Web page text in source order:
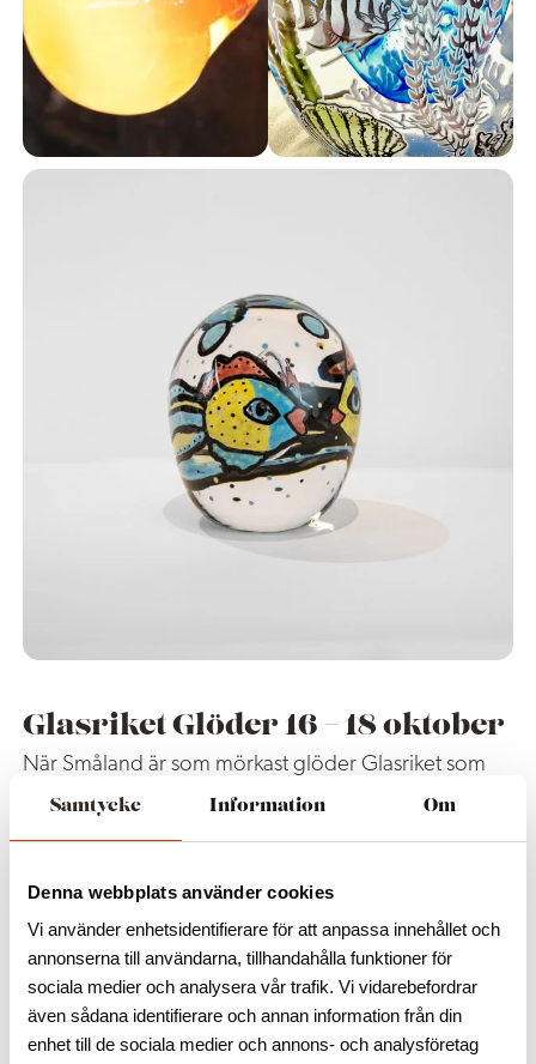
Samtycke Information Om
Denna webbplats använder cookies
Vi använder enhetsidentifierare för att anpassa innehållet och
annonserna till användarna, tillhandahålla funktioner för
sociala medier och analysera vår trafik. Vi vidarebefordrar
även sådana identifierare och annan information från din
enhet till de sociala medier och annons- och analysföretag
Glasriket Glöder 16 – 18 oktober
När Småland är som mörkast glöder Glasriket som
mest. Under den mörka hösten är det än mer
dramatiskt och spännande att kliva in i glasets värld
för att se hur de skickliga hantverkarna formar den
shower, musikalisk underhållning och kreativa
happening runt om i hela Glasriket.
Glasriket Glöder arrangeras alltid under helgen i
vecka 42